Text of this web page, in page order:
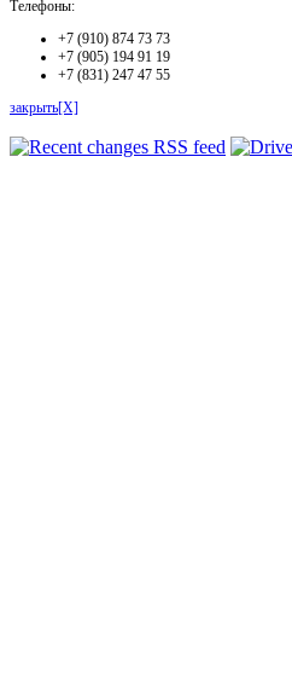
Телефоны:
+7 (910) 874 73 73
+7 (905) 194 91 19
+7 (831) 247 47 55
закрыть[X]